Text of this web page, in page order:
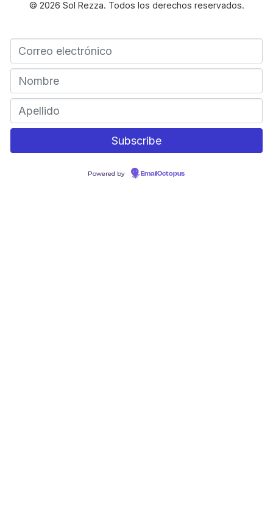
© 2026 Sol Rezza. Todos los derechos reservados.
Powered by EmailOctopus